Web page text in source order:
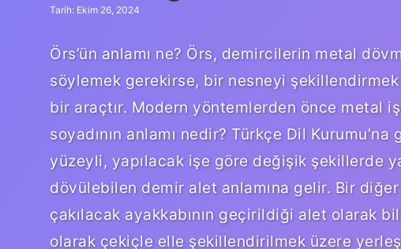
Tarih: Ekim 26, 2024
Örs’ün anlamı ne? Örs, demircilerin metal
söylemek gerekirse, bir nesneyi
bir araçtır. Modern yöntemlerden önce metal
soyadının anlamı nedir? Türkçe Dil
yüzeyli, yapılacak işe göre değişik şekillerde
dövülebilen demir alet anlamına gelir. Bir diğer
çakılacak ayakkabının geçirildiği alet olarak
olarak çekiçle elle şekillendirilmek üzere